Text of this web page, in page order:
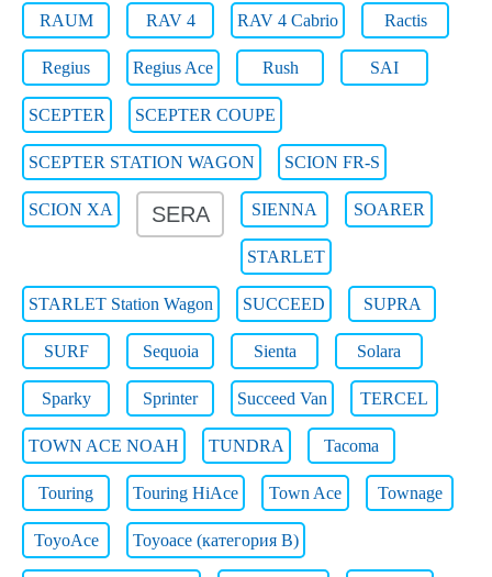
RAUM RAV 4 RAV 4 Cabrio Ractis
Regius Regius Ace Rush SAI
SCEPTER SCEPTER COUPE
SCEPTER STATION WAGON SCION FR-S
SCION XA SERA SIENNA SOARER
STARLET
STARLET Station Wagon SUCCEED SUPRA
SURF Sequoia Sienta Solara
Sparky Sprinter Succeed Van TERCEL
TOWN ACE NOAH TUNDRA Tacoma
Touring Touring HiAce Town Ace Townage
ToyoAce Toyoace (категория B)